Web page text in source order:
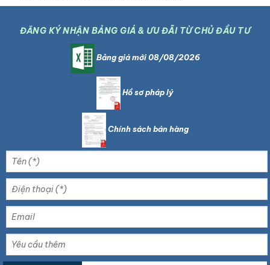
ĐĂNG KÝ NHẬN BẢNG GIÁ & ƯU ĐÃI TỪ CHỦ ĐẦU TƯ
Bảng giá mới 08/08/2026
Hồ sơ pháp lý
Chính sách bán hàng